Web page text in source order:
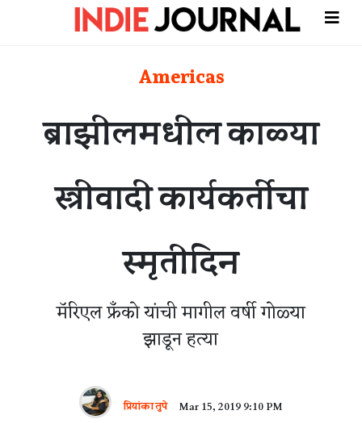
Americas
ब्राझीलमधील काळ्या
स्त्रीवादी कार्यकर्तीचा
स्मृतीदिन
मॅरिएल फ्रॅंको यांची मागील वर्षी गोळ्या
झाडून हत्या
प्रियांका तुपे Mar 15, 2019 9:10 PM